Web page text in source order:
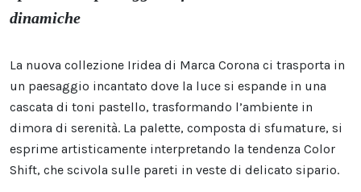
dinamiche
La nuova collezione Iridea di Marca Corona ci trasporta in
un paesaggio incantato dove la luce si espande in una
cascata di toni pastello, trasformando l’ambiente in
dimora di serenità. La palette, composta di sfumature, si
esprime artisticamente interpretando la tendenza Color
Shift, che scivola sulle pareti in veste di delicato sipario.